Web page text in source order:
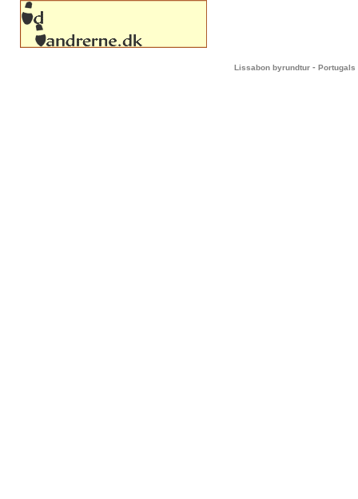
Lissabon byrundtur - Portugals